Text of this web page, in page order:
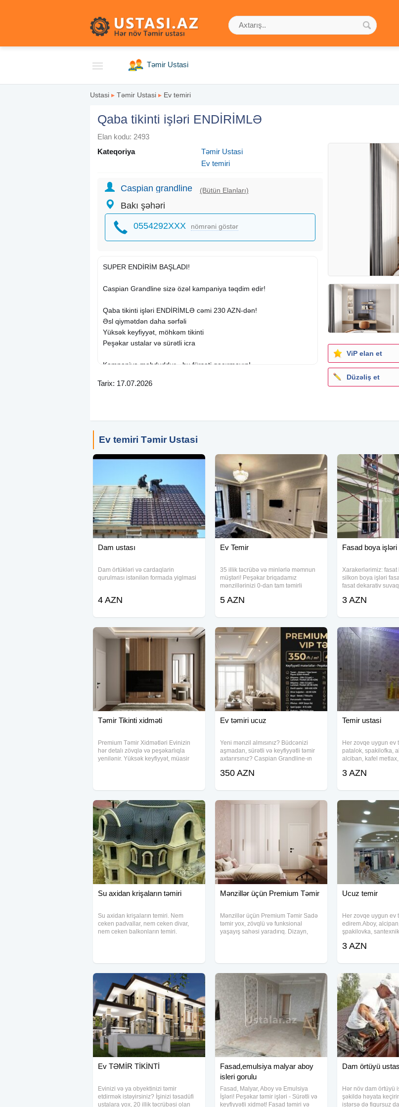
Təmir Ustasi
Ustasi ▸ Təmir Ustasi ▸ Ev temiri
Qaba tikinti işləri ENDİRİMLƏ
Elan kodu: 2493
Kateqoriya
Təmir Ustasi
Ev temiri
Caspian grandline (Bütün Elanları)
Bakı şəhəri
0554292XXX nömrəni göstər
SUPER ENDİRİM BAŞLADI!
Caspian Grandline sizə özəl kampaniya təqdim edir!
Qaba tikinti işləri ENDİRİMLƏ cəmi 230 AZN-dən!
Əsl qiymətdən daha sərfəli
Yüksək keyfiyyət, möhkəm tikinti
Peşəkar ustalar və sürətli icra
Kampaniya məhduddur - bu fürsəti qaçırmayın!
Evinizin təməlini ən sərfəli qiymətlə bizə etibar edin!
Tarix: 17.07.2026
ViP elan et
Düzəliş et
Ev temiri Təmir Ustasi
Dam ustası
Dam örtükləri və cardaqlarin
qurulması istənilən formada yiglmasi
4 AZN
Ev Temir
35 illik təcrübə və minlərlə məmnun
müştəri! Peşəkar briqadamız
mənzillərinizi 0-dan tam təmirli
etibara önəm verirsinizsə, doğru
Suvaq
5 AZN
Fasad boya işləri
Xarakerlərimiz: fasat
silkon boya işləri
fasat dekarativ
işləri fasat termo
3 AZN
Təmir Tikinti xidməti
Premium Təmir Xidmətləri Evinizin
hər detalı zövqlə və peşəkarlıqla
yenilənir. Yüksək keyfiyyət, müasir
Ev təmiri ucuz
Yeni mənzil almısınız? Büdcənizi
aşmadan, sürətli və keyfiyyətli təmir
axtarırsınız? Caspian Grandline-ın
Cəmi 45 iş gününə açar təslim təmir.
350 AZN
Temir ustasi
Her zovqe uygun ev
patalok, spakilofka,
alciban, kafel
3 AZN
Su axidan krişaların təmiri
Su axidan krişaların temiri. Nem
ceken padvallar, nem ceken divar,
nem ceken balkonların temiri.
Mənzillər üçün Premium Təmir
Mənzillər üçün Premium Təmir Sadə
təmir yox, zövqlü və funksional
yaşayış sahəsi yaradırıq. Dizayn,
Ucuz temir
Her zovqe uygun ev
edirem.Aboy,
şpakilovka,
temir edirem.
3 AZN
Ev TƏMİR TİKİNTİ
Evinizi və ya obyektinizi təmir
etdirmək istəyirsiniz? İşinizi təsadüfi
ustalara yox, 20 illik təcrübəsi olan
Fasad,emulsiya malyar aboy
isleri gorulu
Fasad, Malyar, Aboy və Emulsiya
İşləri! Peşəkar təmir işləri - Sürətli və
keyfiyyətli xidmət! Fasad təmiri və
Dam örtüyü
Hər növ dam örtüyü
şəkildə həyata
istərsə də fiqursuz